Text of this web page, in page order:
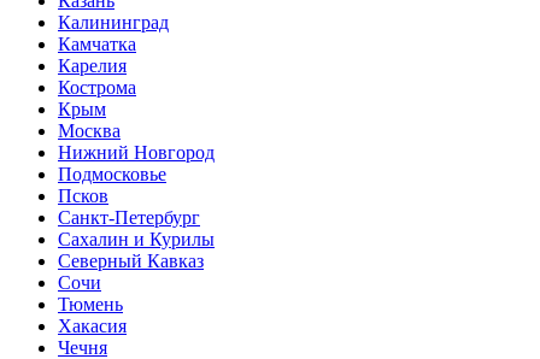
Калининград
Камчатка
Карелия
Кострома
Крым
Москва
Нижний Новгород
Подмосковье
Псков
Санкт-Петербург
Сахалин и Курилы
Северный Кавказ
Сочи
Тюмень
Хакасия
Чечня